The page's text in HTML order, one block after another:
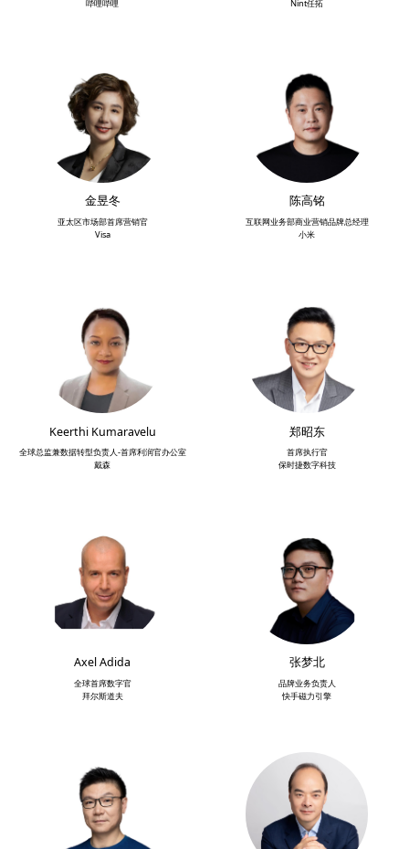
哔哩哔哩 Nint任拓
金昱冬
亚太区市场部首席营销官
Visa
陈高铭
互联网业务部商业营销品牌总经理
小米
Keerthi Kumaravelu
全球总监兼数据转型负责人-首席利润官办公室
戴森
郑昭东
首席执行官
保时捷数字科技
Axel Adida
全球首席数字官
拜尔斯道夫
张梦北
品牌业务负责人
快手磁力引擎